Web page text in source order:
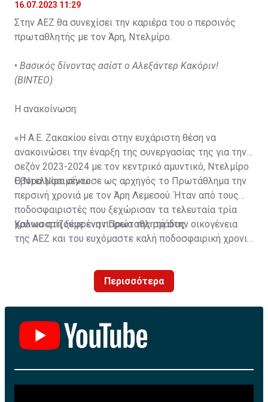
16.07.2023 11:29
Στην ΑΕΖ θα συνεχίσει την καριέρα του ο περσινός
πρωταθλητής με τον Άρη, Ντελμίρο.
• Βασικός δίνοντας ασίστ ο Αλεξάντερ Κακόριν!
(ΒΙΝΤΕΟ)
Η ανακοίνωση:
«Η Α.Ε. Ζακακίου είναι στην ευχάριστη θέση να
ανακοινώσει την έναρξη της συνεργασίας της για την
σεζόν 2023-2024 με τον κεντρικό αμυντικό, Ντελμίρο
Έβορα Νασιμέντο.
Ο Ντελμίρο σήκωσε ως αρχηγός το Πρωτάθλημα την
περσινή χρονιά με τον Άρη Λεμεσού. Ήταν από τους
ποδοσφαιριστές που ξεχώρισαν τα τελευταία τρία
χρόνια στη ξέφρενη πορεία της ομάδας.
Καλωσορίζουμε έναν Πρωταθλητή στην οικογένεια
της ΑΕΖ και του ευχόμαστε καλή ποδοσφαιρική χρονιά
Περισσότερα